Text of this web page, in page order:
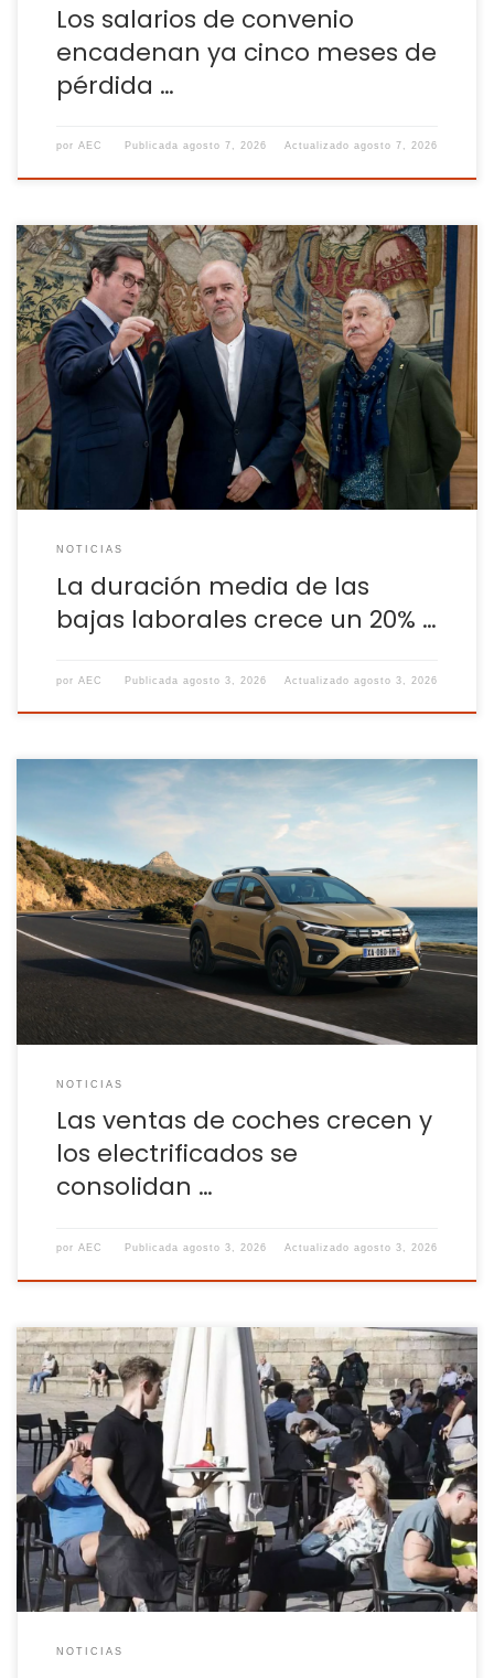
Los salarios de convenio
encadenan ya cinco meses de
pérdida …
por AEC Publicadaagosto 7, 2026 Actualizadoagosto 7, 2026
La duración media de las bajas que han disfrutado los
trabajadores que se reincorporan al trabajo supera ya los
50 días. Así lo reflejan los datos de las mutuas
colaboradoras con Seguridad Social correspondientes al
mes de mayo y publicados recientemente por CEOE. Los
procesos finalizados que correspondían a una […]
NOTICIAS
La duración media de las
bajas laborales crece un 20% …
por AEC Publicadaagosto 3, 2026 Actualizadoagosto 3, 2026
El mercado del automóvil encadena cinco meses por
encima de las 100.000 matriculaciones. El Dacia Sandero, el
coche más vendido El mercado español del automóvil
parece dejar atrás la incertidumbre de los últimos años y
empieza a mostrar síntomas de una recuperación con
atisbos de poder alcanzar los niveles previos […]
NOTICIAS
Las ventas de coches crecen y
los electrificados se
consolidan …
por AEC Publicadaagosto 3, 2026 Actualizadoagosto 3, 2026
El desempleo cae un 12,8% durante el segundo trimestre de
2026, aunque la comunidad gallega es una de las dos
únicas autonomías donde disminuye el número de
trabajadores El mercado laboral gallego cerró el segundo
trimestre de 2026 con una evolución desigual. Galicia redujo
el número de parados en 14.900 personas entre […]
NOTICIAS